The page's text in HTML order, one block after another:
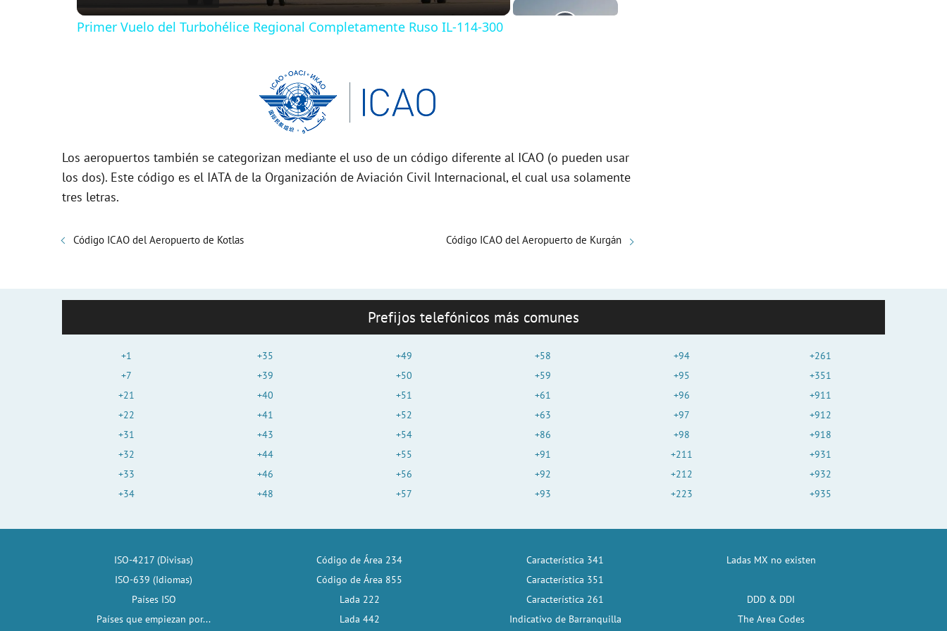
V
i
d
Primer Vuelo del Turbohélice Regional Completamente Ruso IL-114-300
Los aeropuertos también se categorizan mediante el uso de un código diferente al ICAO (o pueden usar
los dos). Este código es el IATA de la Organización de Aviación Civil Internacional, el cual usa solamente
tres letras.
Código ICAO del Aeropuerto de Kotlas Código ICAO del Aeropuerto de Kurgán
Prefijos telefónicos más comunes
+1
+7
+21
+22
+31
+32
+33
+34
+35
+39
+40
+41
+43
+44
+46
+48
+49
+50
+51
+52
+54
+55
+56
+57
+58
+59
+61
+63
+86
+91
+92
+93
+94
+95
+96
+97
+98
+211
+212
+223
+261
+351
+911
+912
+918
+931
+932
+935
ISO-4217 (Divisas)
ISO-639 (Idiomas)
Países ISO
Países que empiezan por...
Código de Área 234
Código de Área 855
Lada 222
Lada 442
Característica 341
Característica 351
Característica 261
Indicativo de Barranquilla
Ladas MX no existen
DDD & DDI
The Area Codes